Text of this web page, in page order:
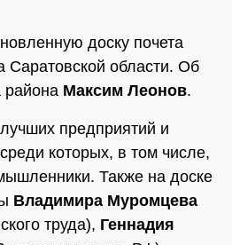
доску почета
Саратовской области. Об
района Максим Леонов.
предприятий и
которых, в том числе,
Также на доске
Владимира Муромцева
труда), Геннадия